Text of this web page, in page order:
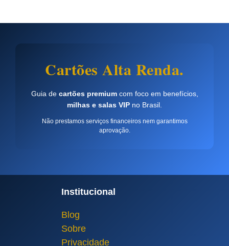
Cartões Alta Renda.
Guia de cartões premiumcom foco em benefícios,
milhas e salas VIP no Brasil.
Não prestamos serviços financeiros nem garantimos
aprovação.
Institucional
Blog
Sobre
Privacidade